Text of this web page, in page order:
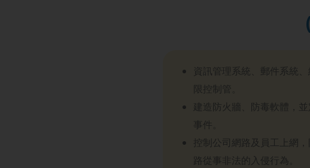
資訊管理系統、郵件系統
限控制管。
建造防火牆、防毒軟體，
事件。
控制公司網路及員工上網
路從事非法的入侵行為。